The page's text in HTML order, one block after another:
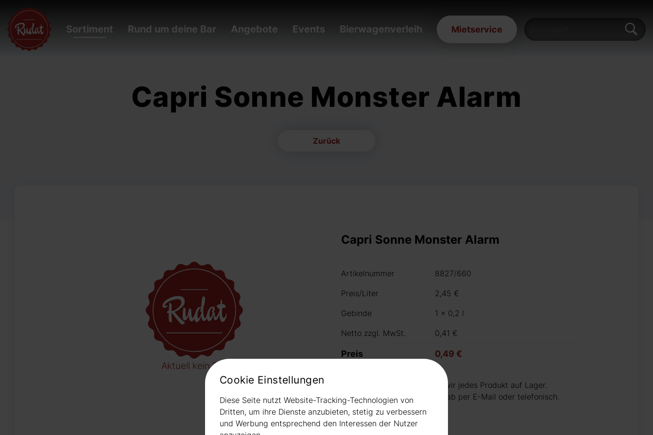
Sortiment Rund um deine Bar Angebote Events Bierwagenverleih Mietservice
Capri Sonne Monster Alarm
Zurück
Aktuell kein Bild
Capri Sonne Monster Alarm
Artikelnummer 8827/660
Preis/Liter 2,45 €
Gebinde 1 x 0,2 l
Netto zzgl. MwSt. 0,41 €
Preis 0,49 €
Hinweis: nicht immer haben wir jedes Produkt auf Lager.
Bitte informieren Sie sich vorab per E-Mail oder telefonisch.
Cookie Einstellungen
Diese Seite nutzt Website-Tracking-Technologien von
Dritten, um ihre Dienste anzubieten, stetig zu verbessern
und Werbung entsprechend den Interessen der Nutzer